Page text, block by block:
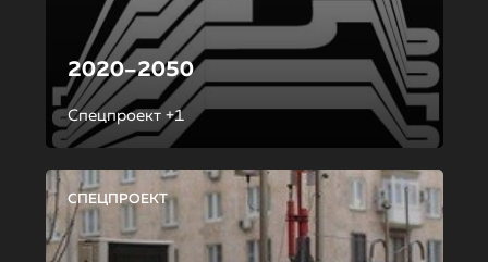
2020–2050
Спецпроект +1
СПЕЦПРОЕКТ